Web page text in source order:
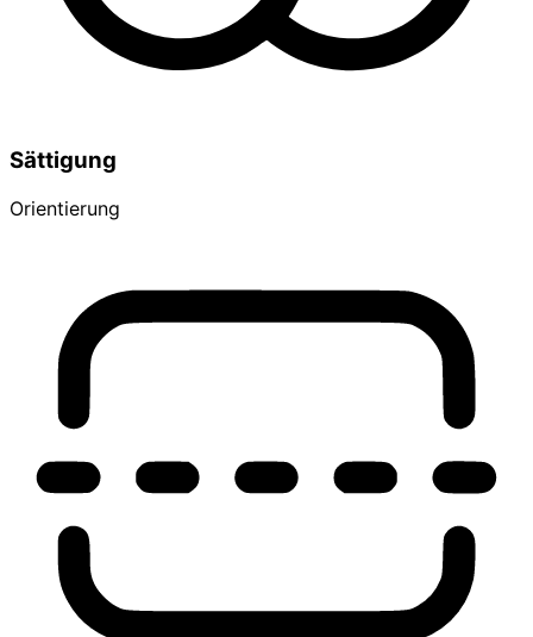
Sättigung
Orientierung